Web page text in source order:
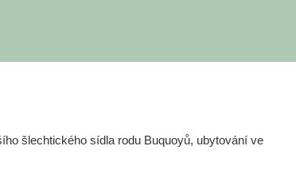
šlechtického sídla rodu Buquoyů, ubytování ve